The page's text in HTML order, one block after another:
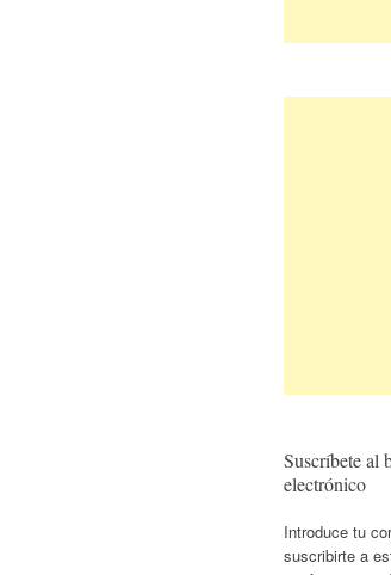
Suscríbete al
electrónico
Introduce tu
suscribirte a